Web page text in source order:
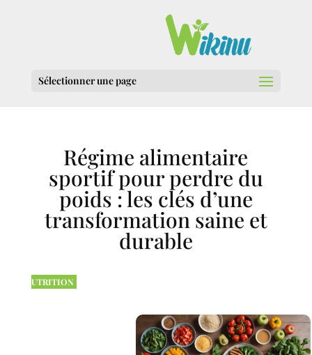
Sélectionner une page
Régime alimentaire
sportif pour perdre du
poids : les clés d’une
transformation saine et
durable
UTRITION